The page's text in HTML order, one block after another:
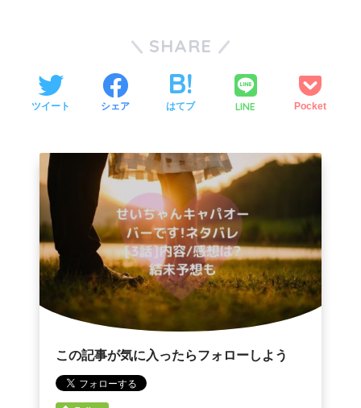
SHARE
ツイート シェア はてブ LINE Pocket
この記事が気に入ったらフォローしよう